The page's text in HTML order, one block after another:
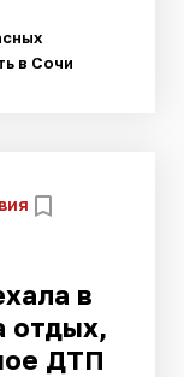
в Сочи
в
отдых,
ДТП